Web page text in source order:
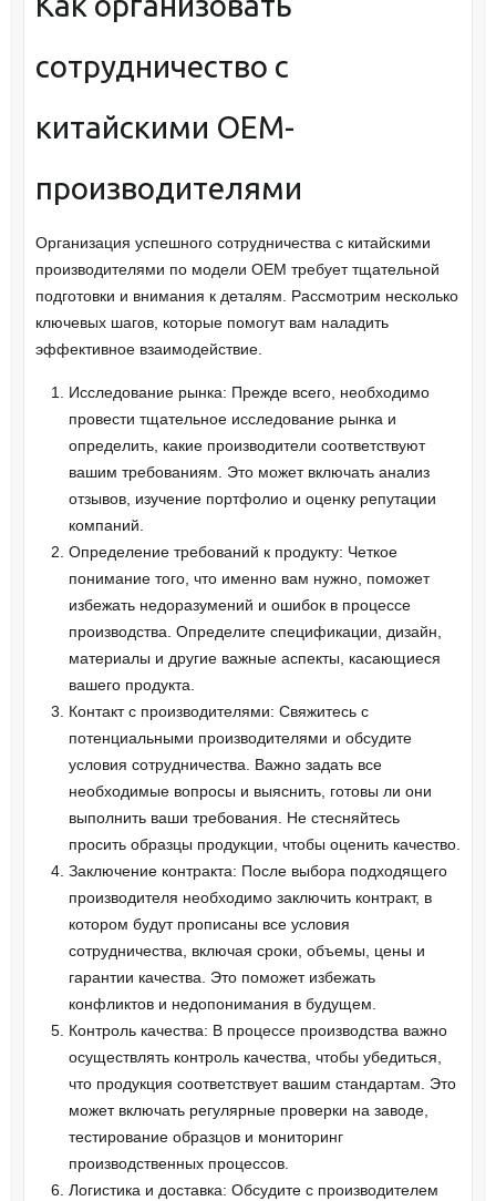
сотрудничество с
китайскими OEM-
производителями
Организация успешного сотрудничества с китайскими
производителями по модели OEM требует тщательной
подготовки и внимания к деталям. Рассмотрим несколько
ключевых шагов, которые помогут вам наладить
эффективное взаимодействие.
Исследование рынка: Прежде всего, необходимо
провести тщательное исследование рынка и
определить, какие производители соответствуют
вашим требованиям. Это может включать анализ
отзывов, изучение портфолио и оценку репутации
компаний.
Определение требований к продукту: Четкое
понимание того, что именно вам нужно, поможет
избежать недоразумений и ошибок в процессе
производства. Определите спецификации, дизайн,
материалы и другие важные аспекты, касающиеся
вашего продукта.
Контакт с производителями: Свяжитесь с
потенциальными производителями и обсудите
условия сотрудничества. Важно задать все
необходимые вопросы и выяснить, готовы ли они
выполнить ваши требования. Не стесняйтесь
просить образцы продукции, чтобы оценить качество.
Заключение контракта: После выбора подходящего
производителя необходимо заключить контракт, в
котором будут прописаны все условия
сотрудничества, включая сроки, объемы, цены и
гарантии качества. Это поможет избежать
конфликтов и недопонимания в будущем.
Контроль качества: В процессе производства важно
осуществлять контроль качества, чтобы убедиться,
что продукция соответствует вашим стандартам. Это
может включать регулярные проверки на заводе,
тестирование образцов и мониторинг
производственных процессов.
Логистика и доставка: Обсудите с производителем